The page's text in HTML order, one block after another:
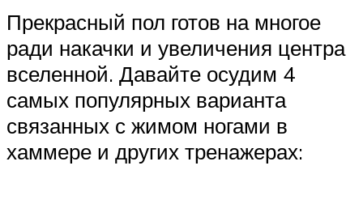
Прекрасный пол готов на многое
ради накачки и увеличения центра
вселенной. Давайте осудим 4
самых популярных варианта
связанных с жимом ногами в
хаммере и других тренажерах: